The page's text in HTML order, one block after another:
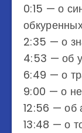
0:15 — о
2:35 — о
4:53 — об
6:49 — о
9:00 — о
12:56 — об
13:48 — о